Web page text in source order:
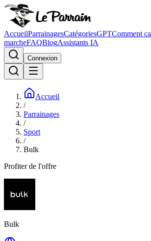
AccueilParrainagesCatégoriesGPTComment ça
marcheFAQBlogAssistants IA
Connexion
Accueil
/
Parrainages
/
Sport
/
Bulk
Profiter de l'offre
Bulk